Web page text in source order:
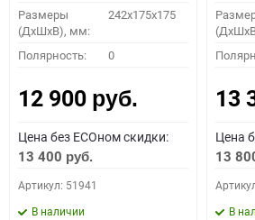
Размеры
(ДхШхВ), мм:
242x175x175
Полярность: 0
12 900 руб.
Цена без ECOном скидки:
13 400 руб.
Артикул: 51941
В наличии
13
Цена
13
В